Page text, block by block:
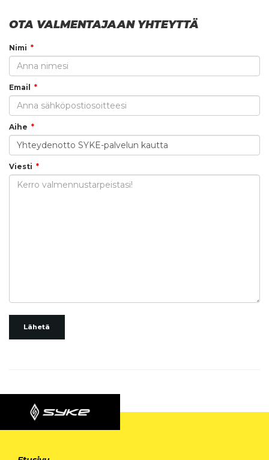
OTA VALMENTAJAAN YHTEYTTÄ
Nimi
Email
Aihe
Viesti
Lähetä